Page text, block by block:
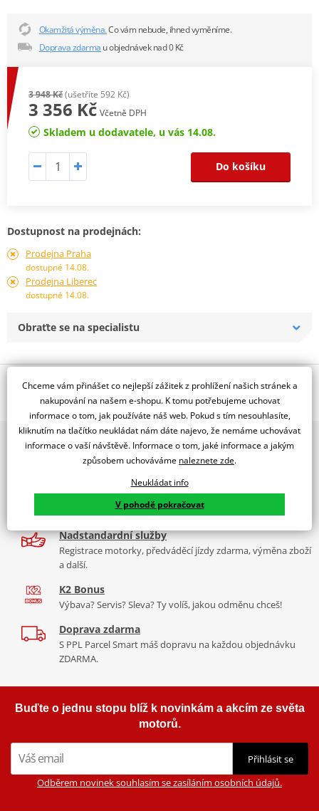
Okamžitá výměna.Co vám nebude, ihned vyměníme.
Doprava zdarma u objednávek nad 0 Kč
3 948 Kč(ušetříte 592 Kč)
3 356 Kč Včetně DPH
Skladem u dodavatele, u vás 14.08.
Do košíku
Dostupnost na prodejnách:
Prodejna Praha
dostupné 14.08.
Prodejna Liberec
dostupné 14.08.
Obraťte se na specialistu
Popis a parametry
Jsme autorizovaný
dealer značky ATHENA
Top end gaskets kit2x multibrand showroom
9 značek motocyklů, servis, oblečení, doplňky i náhradní
Více než 30 let zkušeností
Za řídítky motorek, v servisu i prodeji moto vybavení
Nadstandardní služby
Registrace motorky, předváděcí jízdy zdarma, výměna zboží
a další.
K2 Bonus
Výbava? Servis? Sleva? Ty volíš, jakou odměnu chceš!
Doprava zdarma
S PPL Parcel Smart máš dopravu na každou objednávku
ZDARMA.
Buďte o jednu stopu blíž k novinkám a akcím ze světa
motorů.
Přihlásit se
Odběrem novinek souhlasím se zasíláním osobních údajů.
Chceme vám přinášet co nejlepší zážitek z prohlížení našich stránek a
nakupování na našem e-shopu. K tomu potřebujeme uchovat
informace o tom, jak používáte náš web. Pokud s tím nesouhlasíte,
kliknutím na tlačítko neukládat nám dáte najevo, že nemáme uchovávat
informace o vaší návštěvě. Informace o tom, jaké informace a jakým
způsobem uchováváme naleznete zde.
Neukládat info
V pohodě pokračovat